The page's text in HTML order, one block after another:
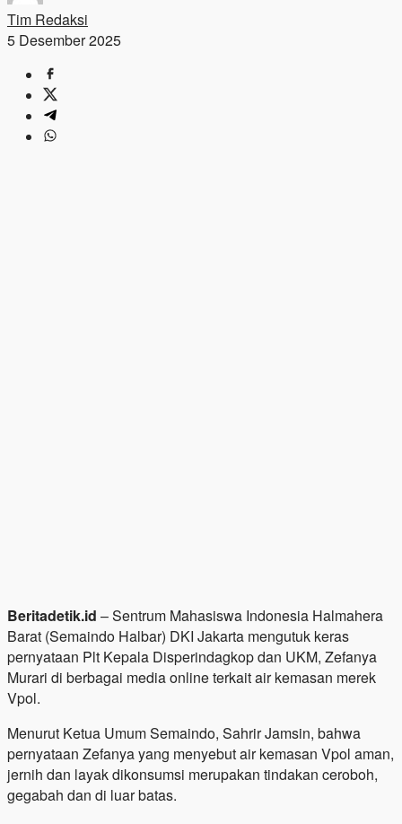
Tim Redaksi
5 Desember 2025
Beritadetik.id – Sentrum Mahasiswa Indonesia Halmahera
Barat (Semaindo Halbar) DKI Jakarta mengutuk keras
pernyataan Plt Kepala Disperindagkop dan UKM, Zefanya
Murari di berbagai media online terkait air kemasan merek
Vpol.
Menurut Ketua Umum Semaindo, Sahrir Jamsin, bahwa
pernyataan Zefanya yang menyebut air kemasan Vpol aman,
jernih dan layak dikonsumsi merupakan tindakan ceroboh,
gegabah dan di luar batas.